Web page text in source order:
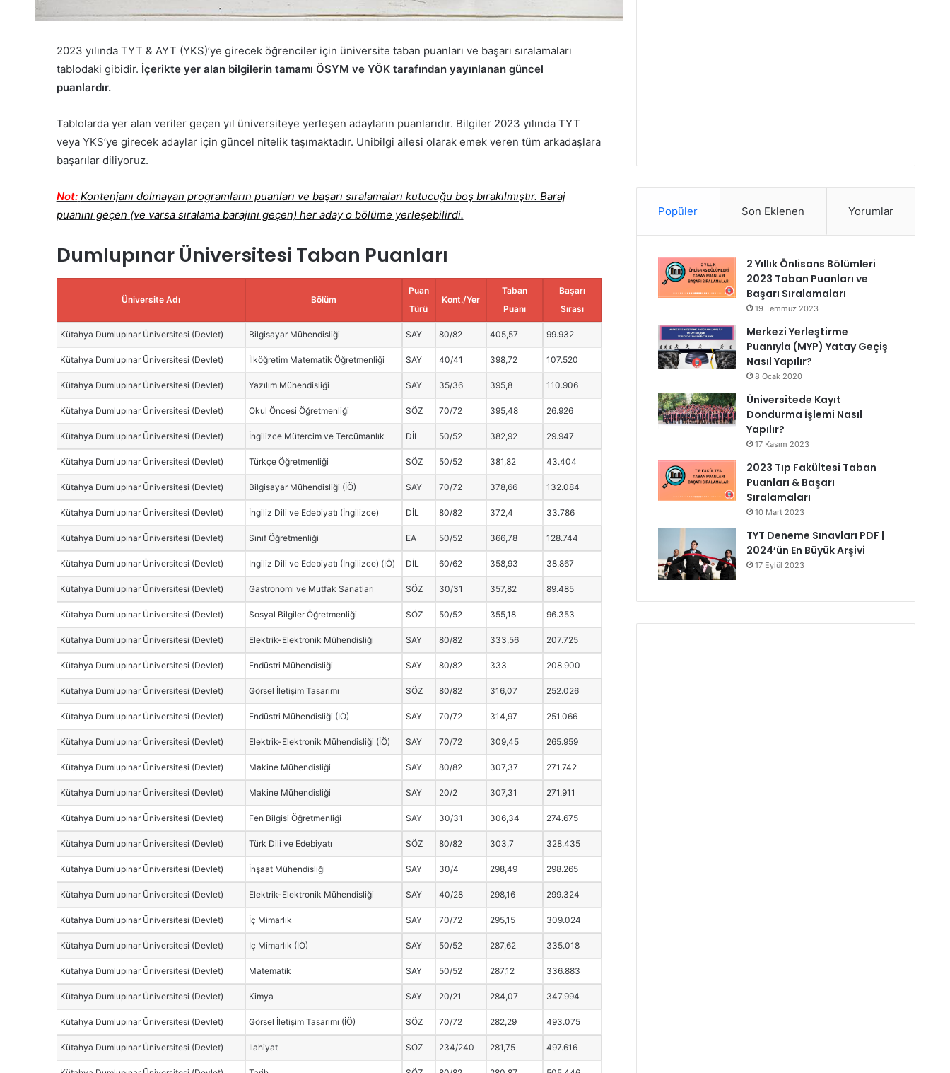
2023 yılında TYT & AYT (YKS)’ye girecek öğrenciler için üniversite taban puanları ve başarı sıralamaları
tablodaki gibidir. İçerikte yer alan bilgilerin tamamı ÖSYM ve YÖK tarafından yayınlanan güncel
puanlardır.
Tablolarda yer alan veriler geçen yıl üniversiteye yerleşen adayların puanlarıdır. Bilgiler 2023 yılında TYT
veya YKS’ye girecek adaylar için güncel nitelik taşımaktadır. Unibilgi ailesi olarak emek veren tüm arkadaşlara
başarılar diliyoruz.
Not: Kontenjanı dolmayan programların puanları ve başarı sıralamaları kutucuğu boş bırakılmıştır. Baraj
puanını geçen (ve varsa sıralama barajını geçen) her aday o bölüme yerleşebilirdi.
Dumlupınar Üniversitesi Taban Puanları
Üniversite Adı Bölüm
Puan
Türü
Kont./Yer
Taban
Puanı
Başarı
Sırası
Kütahya Dumlupınar Üniversitesi (Devlet) Bilgisayar Mühendisliği SAY 80/82 405,57 99.932
Kütahya Dumlupınar Üniversitesi (Devlet) İlköğretim Matematik Öğretmenliği SAY 40/41 398,72 107.520
Kütahya Dumlupınar Üniversitesi (Devlet) Yazılım Mühendisliği SAY 35/36 395,8 110.906
Kütahya Dumlupınar Üniversitesi (Devlet) Okul Öncesi Öğretmenliği SÖZ 70/72 395,48 26.926
Kütahya Dumlupınar Üniversitesi (Devlet) İngilizce Mütercim ve Tercümanlık DİL 50/52 382,92 29.947
Kütahya Dumlupınar Üniversitesi (Devlet) Türkçe Öğretmenliği SÖZ 50/52 381,82 43.404
Kütahya Dumlupınar Üniversitesi (Devlet) Bilgisayar Mühendisliği (İÖ) SAY 70/72 378,66 132.084
Kütahya Dumlupınar Üniversitesi (Devlet) İngiliz Dili ve Edebiyatı (İngilizce) DİL 80/82 372,4 33.786
Kütahya Dumlupınar Üniversitesi (Devlet) Sınıf Öğretmenliği EA 50/52 366,78 128.744
Kütahya Dumlupınar Üniversitesi (Devlet) İngiliz Dili ve Edebiyatı (İngilizce) (İÖ) DİL 60/62 358,93 38.867
Kütahya Dumlupınar Üniversitesi (Devlet) Gastronomi ve Mutfak Sanatları SÖZ 30/31 357,82 89.485
Kütahya Dumlupınar Üniversitesi (Devlet) Sosyal Bilgiler Öğretmenliği SÖZ 50/52 355,18 96.353
Kütahya Dumlupınar Üniversitesi (Devlet) Elektrik-Elektronik Mühendisliği SAY 80/82 333,56 207.725
Kütahya Dumlupınar Üniversitesi (Devlet) Endüstri Mühendisliği SAY 80/82 333 208.900
Kütahya Dumlupınar Üniversitesi (Devlet) Görsel İletişim Tasarımı SÖZ 80/82 316,07 252.026
Kütahya Dumlupınar Üniversitesi (Devlet) Endüstri Mühendisliği (İÖ) SAY 70/72 314,97 251.066
Kütahya Dumlupınar Üniversitesi (Devlet) Elektrik-Elektronik Mühendisliği (İÖ) SAY 70/72 309,45 265.959
Kütahya Dumlupınar Üniversitesi (Devlet) Makine Mühendisliği SAY 80/82 307,37 271.742
Kütahya Dumlupınar Üniversitesi (Devlet) Makine Mühendisliği SAY 20/2 307,31 271.911
Kütahya Dumlupınar Üniversitesi (Devlet) Fen Bilgisi Öğretmenliği SAY 30/31 306,34 274.675
Kütahya Dumlupınar Üniversitesi (Devlet) Türk Dili ve Edebiyatı SÖZ 80/82 303,7 328.435
Kütahya Dumlupınar Üniversitesi (Devlet) İnşaat Mühendisliği SAY 30/4 298,49 298.265
Kütahya Dumlupınar Üniversitesi (Devlet) Elektrik-Elektronik Mühendisliği SAY 40/28 298,16 299.324
Kütahya Dumlupınar Üniversitesi (Devlet) İç Mimarlık SAY 70/72 295,15 309.024
Kütahya Dumlupınar Üniversitesi (Devlet) İç Mimarlık (İÖ) SAY 50/52 287,62 335.018
Kütahya Dumlupınar Üniversitesi (Devlet) Matematik SAY 50/52 287,12 336.883
Kütahya Dumlupınar Üniversitesi (Devlet) Kimya SAY 20/21 284,07 347.994
Kütahya Dumlupınar Üniversitesi (Devlet) Görsel İletişim Tasarımı (İÖ) SÖZ 70/72 282,29 493.075
Kütahya Dumlupınar Üniversitesi (Devlet) İlahiyat SÖZ 234/240 281,75 497.616
Popüler Son Eklenen Yorumlar
2 Yıllık Önlisans Bölümleri
2023 Taban Puanları ve
Başarı Sıralamaları
19 Temmuz 2023
Merkezi Yerleştirme
Puanıyla (MYP) Yatay Geçiş
Nasıl Yapılır?
8 Ocak 2020
Üniversitede Kayıt
Dondurma İşlemi Nasıl
Yapılır?
17 Kasım 2023
2023 Tıp Fakültesi Taban
Puanları & Başarı
Sıralamaları
10 Mart 2023
TYT Deneme Sınavları PDF |
2024’ün En Büyük Arşivi
17 Eylül 2023